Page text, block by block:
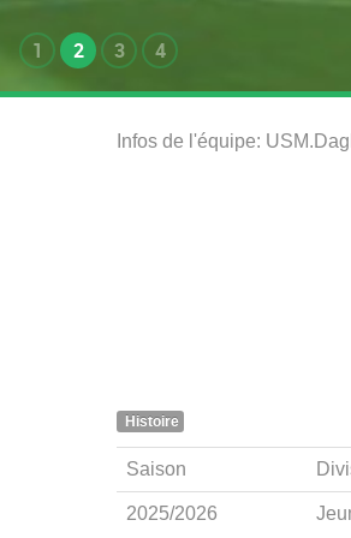
1 2 3 4
Infos de l'équipe:
Histoire
Saison
2025/2026